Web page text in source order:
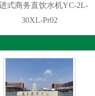
式商务直饮水机YC-2L-
30XL-Pr02